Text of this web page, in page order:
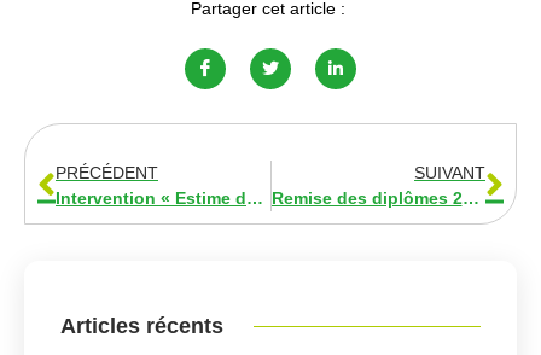
Partager cet article :
PRÉCÉDENT
Intervention « Estime de soi »
SUIVANT
Remise des diplômes 2023
Articles récents